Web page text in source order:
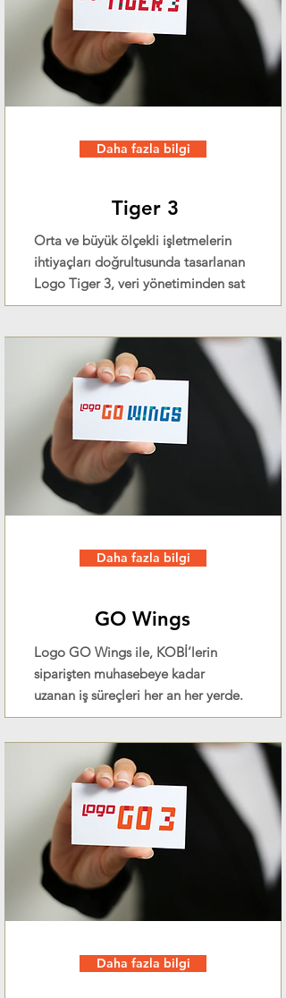
Daha fazla bilgi
Tiger 3
Orta ve büyük ölçekli işletmelerin
ihtiyaçları doğrultusunda tasarlanan
Logo Tiger 3, veri yönetiminden sat
Daha fazla bilgi
GO Wings
Logo GO Wings ile, KOBİ’lerin
siparişten muhasebeye kadar
uzanan iş süreçleri her an her yerde.
Daha fazla bilgi